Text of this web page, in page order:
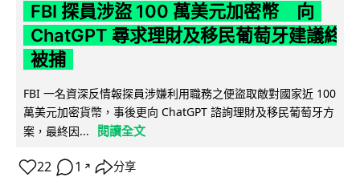
FBI 探員涉盜 100 萬美元加密幣 向
ChatGPT 尋求理財及移民葡萄牙建議終
被捕
FBI 一名資深反情報探員涉嫌利用職務之便盜取敵對國家近 100
萬美元加密貨幣，事後更向 ChatGPT 諮詢理財及移民葡萄牙方
案，最終因...
閱讀全文
22 1 ↗ 分享